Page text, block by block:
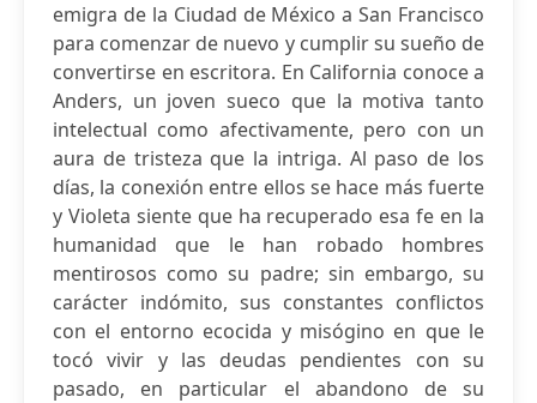
emigra de la Ciudad de México a San Francisco
para comenzar de nuevo y cumplir su sueño de
convertirse en escritora. En California conoce a
Anders, un joven sueco que la motiva tanto
intelectual como afectivamente, pero con un
aura de tristeza que la intriga. Al paso de los
días, la conexión entre ellos se hace más fuerte
y Violeta siente que ha recuperado esa fe en la
humanidad que le han robado hombres
mentirosos como su padre; sin embargo, su
carácter indómito, sus constantes conflictos
con el entorno ecocida y misógino en que le
tocó vivir y las deudas pendientes con su
pasado, en particular el abandono de su